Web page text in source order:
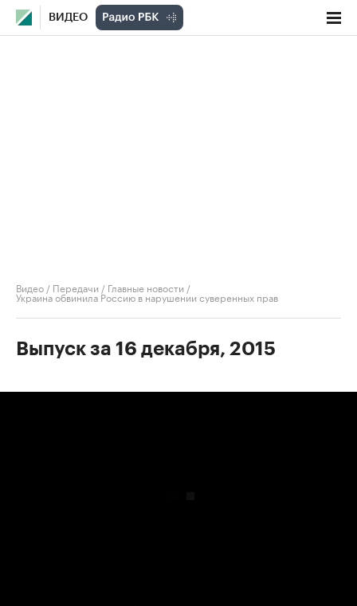
ВИДЕО
Видео / Передачи / Главные новости /
Украина обвинила Россию в нарушении суверенных прав
Выпуск за 16 декабря, 2015